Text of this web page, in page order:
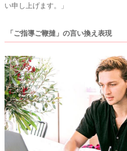
い申し上げます。」
「ご指導ご鞭撻」の言い換え表現